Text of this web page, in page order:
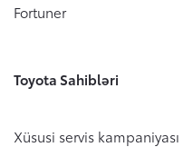
Fortuner
Toyota Sahibləri
Xüsusi servis kampaniyası